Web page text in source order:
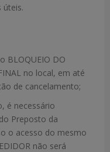
úteis.
BLOQUEIO DO
no local, em até
de cancelamento;
é necessário
Preposto da
o acesso do mesmo
não será